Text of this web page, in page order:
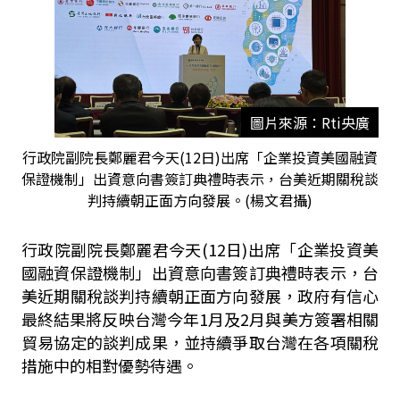
圖片來源：Rti央廣
行政院副院長鄭麗君今天(12日)出席「企業投資美國融資
保證機制」出資意向書簽訂典禮時表示，台美近期關稅談
判持續朝正面方向發展。(楊文君攝)
行政院副院長鄭麗君今天(12日)出席「企業投資美
國融資保證機制」出資意向書簽訂典禮時表示，台
美近期關稅談判持續朝正面方向發展，政府有信心
最終結果將反映台灣今年1月及2月與美方簽署相關
貿易協定的談判成果，並持續爭取台灣在各項關稅
措施中的相對優勢待遇。